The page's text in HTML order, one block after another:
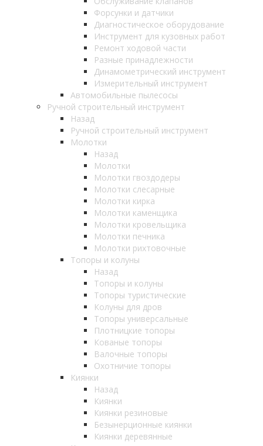
Форсунки и датчики
Диагностическое оборудование
Инструмент для кузовных работ
Ремонт ходовой части
Разные принадлежности
Динамометрический инструмент
Измерительный инструмент
Автомобильные пылесосы
Ручной строительный инструмент
Назад
Ручной строительный инструмент
Молотки
Назад
Молотки
Молотки гвоздодеры
Молотки слесарные
Молотки кирка
Молотки каменщика
Молотки кровельщика
Молотки печника
Молотки рихтовочные
Топоры и колуны
Назад
Топоры и колуны
Топоры туристические
Колуны для дров
Топоры универсальные
Плотницкие топоры
Кованые топоры
Валочные топоры
Охотничие топоры
Киянки
Назад
Киянки
Киянки резиновые
Безынерционные киянки
Киянки деревянные